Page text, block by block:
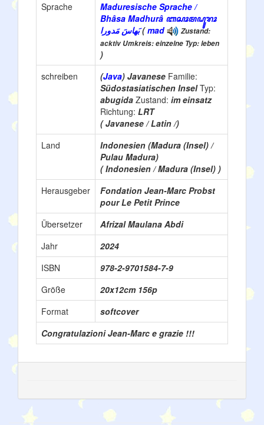
Sprache
Maduresische Sprache /
Bhâsa Madhurâ ꦧꦱꦴꦩꦝꦸꦫꦴ
بَهاسَ مَدورا(mad
Zustand:
acktiv Umkreis: einzelne Typ: leben
)
schreiben
(Java) Javanese Familie:
Südostasiatischen InselTyp:
abugida Zustand: im einsatz
Richtung: LRT
( Javanese / Latin /)
Land
Indonesien (Madura (Insel) /
Pulau Madura)
( Indonesien / Madura (Insel) )
Herausgeber
Fondation Jean-Marc Probst
pour Le Petit Prince
Übersetzer
Afrizal Maulana Abdi
Jahr
2024
ISBN
978-2-9701584-7-9
Größe
20x12cm 156p
Format
softcover
Congratulazioni Jean-Marc e grazie !!!